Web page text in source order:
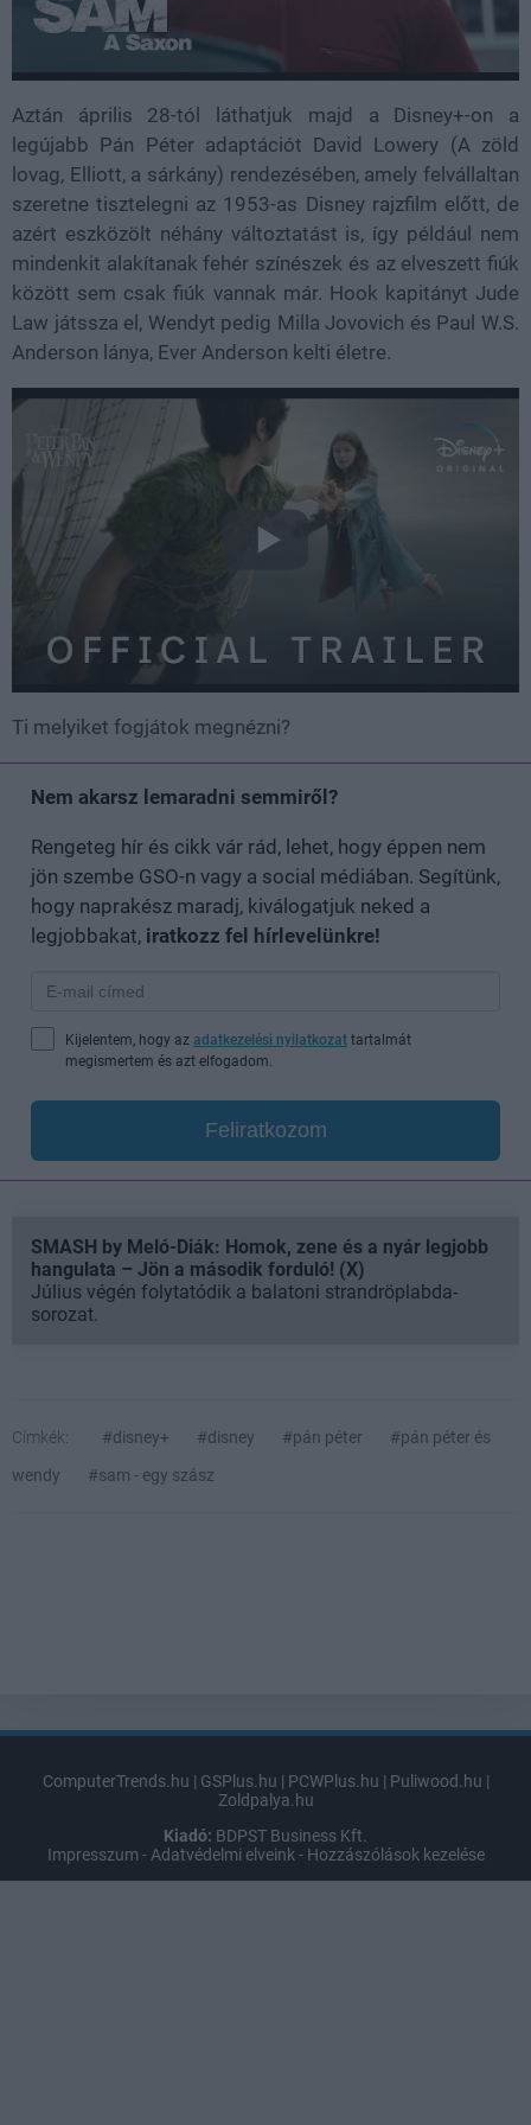
Aztán április 28-tól láthatjuk majd a Disney+-on a
legújabb Pán Péter adaptációt David Lowery (A zöld
lovag, Elliott, a sárkány) rendezésében, amely felvállaltan
szeretne tisztelegni az 1953-as Disney rajzfilm előtt, de
azért eszközölt néhány változtatást is, így például nem
mindenkit alakítanak fehér színészek és az elveszett fiúk
között sem csak fiúk vannak már. Hook kapitányt Jude
Law játssza el, Wendyt pedig Milla Jovovich és Paul W.S.
Anderson lánya, Ever Anderson kelti életre.
Ti melyiket fogjátok megnézni?
Nem akarsz lemaradni semmiről?
Rengeteg hír és cikk vár rád, lehet, hogy éppen nem
jön szembe GSO-n vagy a social médiában. Segítünk,
hogy naprakész maradj, kiválogatjuk neked a
legjobbakat, iratkozz fel hírlevelünkre!
Kijelentem, hogy az adatkezelési nyilatkozat tartalmát
megismertem és azt elfogadom.
Feliratkozom
SMASH by Meló-Diák: Homok, zene és a nyár legjobb
hangulata – Jön a második forduló! (X)
Július végén folytatódik a balatoni strandröplabda-
sorozat.
Címkék: #disney+ #disney #pán péter
#pán péter és
wendy
#sam - egy szász
ComputerTrends.hu | GSPlus.hu | PCWPlus.hu | Puliwood.hu |
Zoldpalya.hu
Kiadó: BDPST Business Kft.
Impresszum - Adatvédelmi elveink - Hozzászólások kezelése